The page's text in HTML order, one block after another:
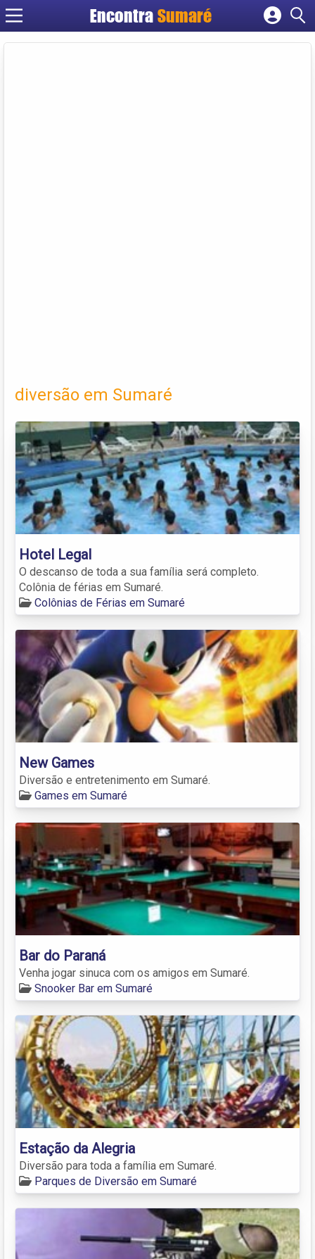
Encontra Sumaré
Cadastrar empresa
diversão em Sumaré
Hotel Legal
O descanso de toda a sua família será completo.
Colônia de férias em Sumaré.
Colônias de Férias em Sumaré
New Games
Diversão e entretenimento em Sumaré.
Games em Sumaré
Bar do Paraná
Venha jogar sinuca com os amigos em Sumaré.
Snooker Bar em Sumaré
Estação da Alegria
Diversão para toda a família em Sumaré.
Parques de Diversão em Sumaré